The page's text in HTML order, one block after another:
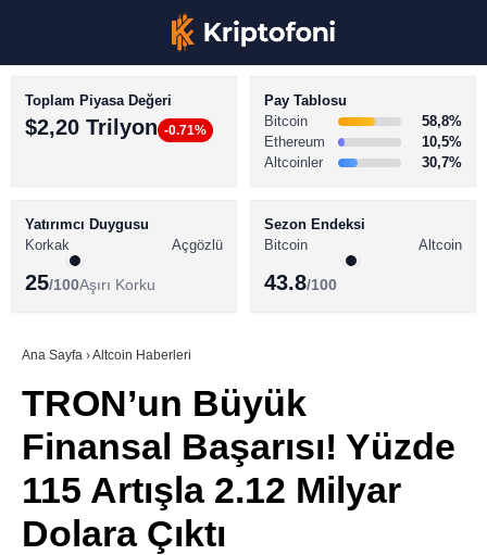
TikTok
Pinterest
BİTCOİN HABERLERİ
ALTCOİN HABERLERİ
SÖZLÜK
Toplam Piyasa Değeri
$2,20 Trilyon -0.71%
Pay Tablosu
Bitcoin
58,8%
Ethereum
10,5%
Altcoinler
30,7%
Yatırımcı Duygusu
Korkak
Açgözlü
25/100Aşırı Korku
Sezon Endeksi
Bitcoin
Altcoin
43.8/100
Ana Sayfa ›Altcoin Haberleri
TRON’un Büyük
Finansal Başarısı! Yüzde
115 Artışla 2.12 Milyar
Dolara Çıktı